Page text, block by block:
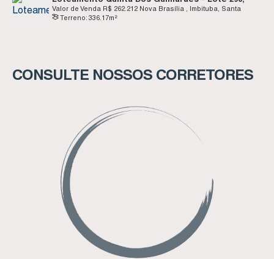
Quadra L - Nova Brasília - Imbituba SC
R$ 262.212
Valor de Venda
Nova Brasília , Imbituba, Santa
Catarina, Brasil
Terreno: 336 .17m²
CONSULTE NOSSOS CORRETORES